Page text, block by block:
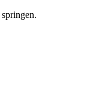
springen.